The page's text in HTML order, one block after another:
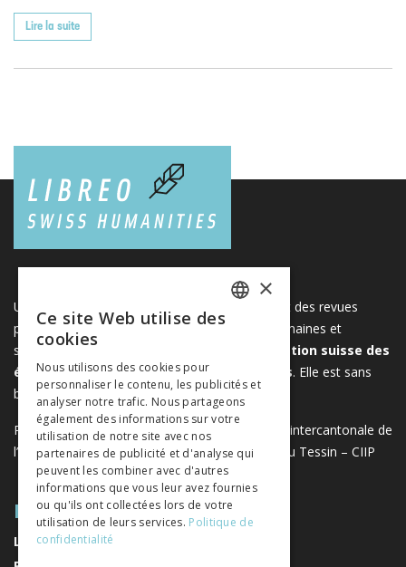
Lire la suite
Une plateforme unique regroupant des livres et des revues
publiés par les éditeurs suisses de sciences humaines et
sociales. Libreo.ch est la propriété de l'
Association suisse des
éditeurs de sciences sociales et humaines. Elle est sans
but lucratif.www.editeurssuisses.ch
Projet réalisé avec le soutien de la Conférence intercantonale de
l’instruction publique de la Suisse romande et du Tessin – CIIP
PLAN DU SITE
LIVRES
ITALIAN
×
Ce site Web utilise des
cookies
Nous utilisons des cookies pour
personnaliser le contenu, les publicités et
analyser notre trafic. Nous partageons
également des informations sur votre
utilisation de notre site avec nos
partenaires de publicité et d'analyse qui
peuvent les combiner avec d'autres
informations que vous leur avez fournies
ou qu'ils ont collectées lors de votre
utilisation de leurs services. Politique de
confidentialité